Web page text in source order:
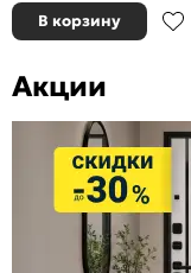
В корзину
Акции